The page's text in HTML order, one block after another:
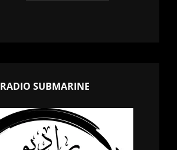
RADIO SUBMARINE